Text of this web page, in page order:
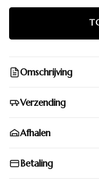
Omschrijving
Verzending
Afhalen
Betaling